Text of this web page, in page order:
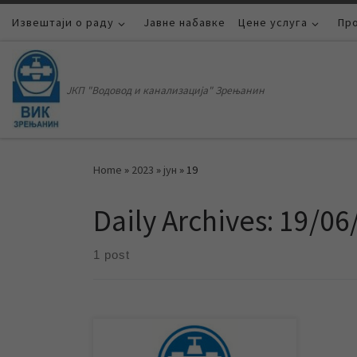
Skip to content
Извештаји о раду Јавне набавке Цене услуга
ЈКП "Водовод и канализација" Зрењанин
Home » 2023 » јун » 19
Daily Archives: 19/
1 post
Према обавештењу ЈКП „Градска